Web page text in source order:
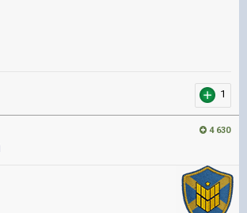
1
4 630